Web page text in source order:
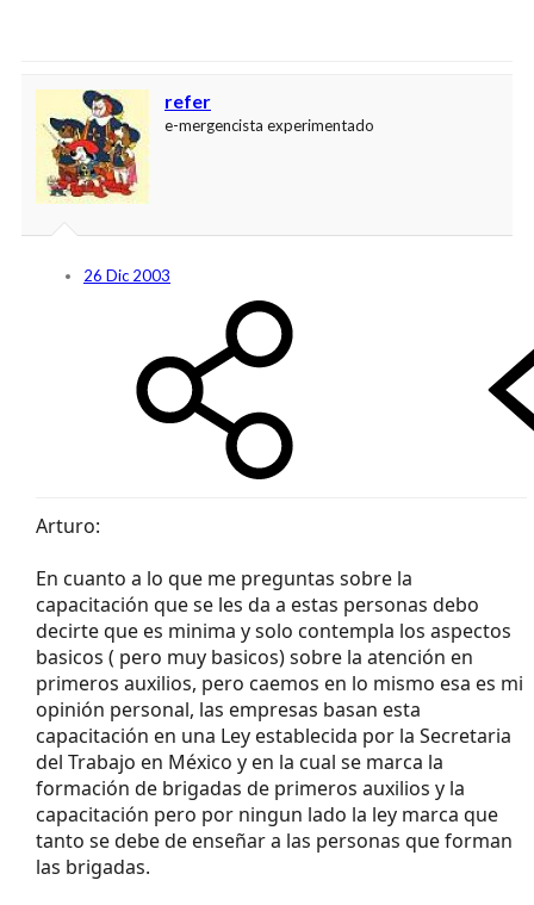
refer
e-mergencista experimentado
26 Dic 2003
Arturo:
En cuanto a lo que me preguntas sobre la
capacitación que se les da a estas personas debo
decirte que es minima y solo contempla los aspectos
basicos ( pero muy basicos) sobre la atención en
primeros auxilios, pero caemos en lo mismo esa es mi
opinión personal, las empresas basan esta
capacitación en una Ley establecida por la Secretaria
del Trabajo en México y en la cual se marca la
formación de brigadas de primeros auxilios y la
capacitación pero por ningun lado la ley marca que
tanto se debe de enseñar a las personas que forman
las brigadas.